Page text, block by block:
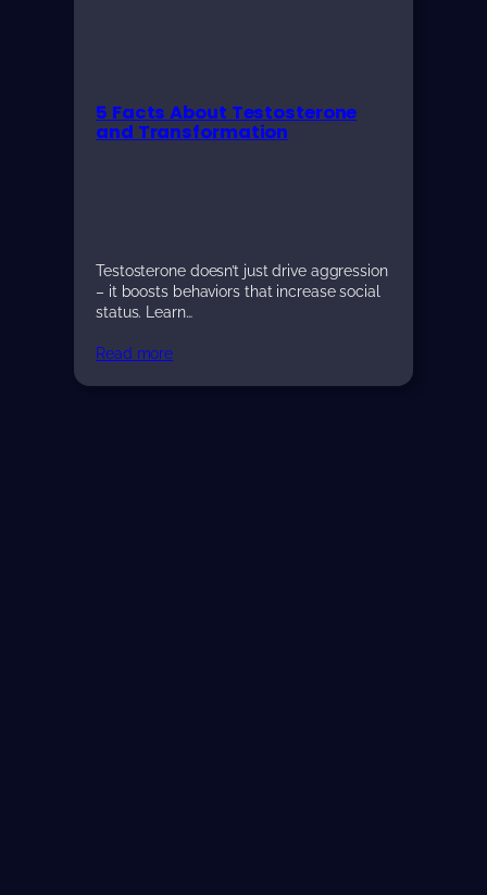
5 Facts About Testosterone
and Transformation
Testosterone doesn’t just drive aggression
– it boosts behaviors that increase social
status. Learn…
Read more